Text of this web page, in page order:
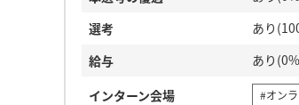
選考
あり
給与
あり
インターン会場
#オン